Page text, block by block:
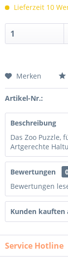
Lieferzeit 10
Merken
Artikel-Nr.:
Beschreibung
Das Zoo Puzzle,
Artgerechte
Bewertungen
Bewertungen
Kunden kauften
Service Hotline